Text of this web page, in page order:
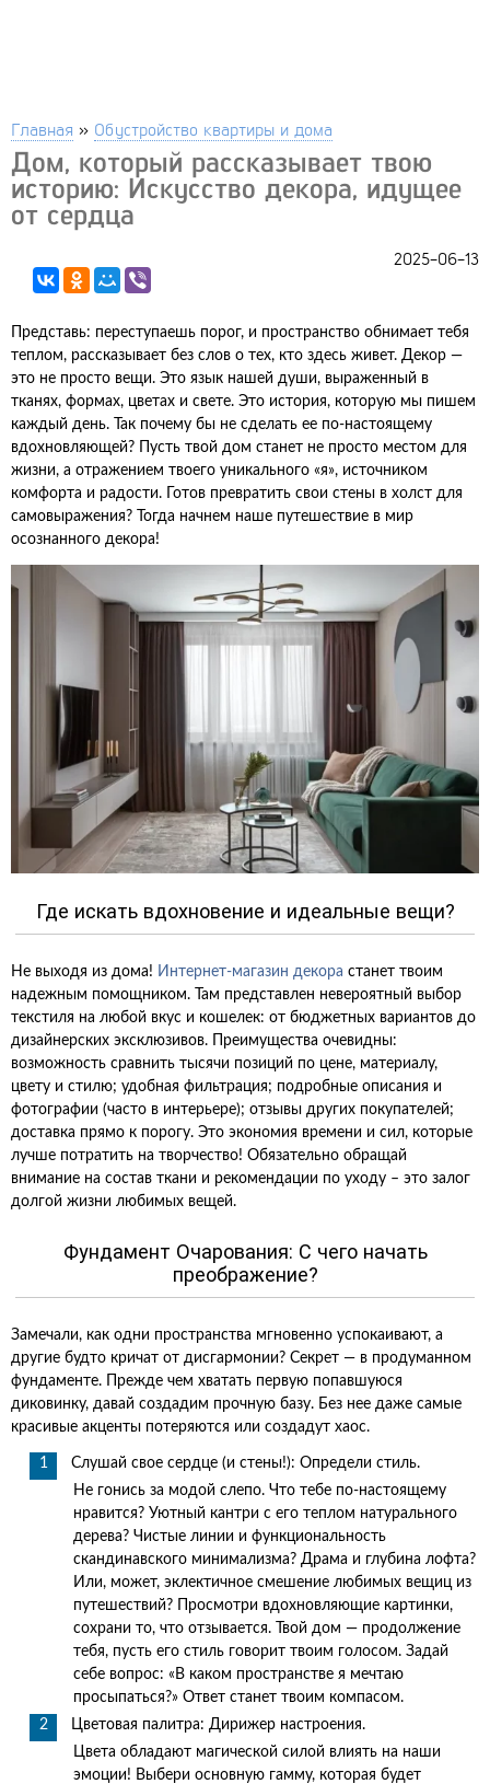
Главная » Обустройство квартиры и дома
Дом, который рассказывает твою
историю: Искусство декора, идущее
от сердца
2025-06-13
Представь: переступаешь порог, и пространство обнимает тебя
теплом, рассказывает без слов о тех, кто здесь живет. Декор —
это не просто вещи. Это язык нашей души, выраженный в
тканях, формах, цветах и свете. Это история, которую мы пишем
каждый день. Так почему бы не сделать ее по-настоящему
вдохновляющей? Пусть твой дом станет не просто местом для
жизни, а отражением твоего уникального «я», источником
комфорта и радости. Готов превратить свои стены в холст для
самовыражения? Тогда начнем наше путешествие в мир
осознанного декора!
Где искать вдохновение и идеальные вещи?
Не выходя из дома! Интернет-магазин декора станет твоим
надежным помощником. Там представлен невероятный выбор
текстиля на любой вкус и кошелек: от бюджетных вариантов до
дизайнерских эксклюзивов. Преимущества очевидны:
возможность сравнить тысячи позиций по цене, материалу,
цвету и стилю; удобная фильтрация; подробные описания и
фотографии (часто в интерьере); отзывы других покупателей;
доставка прямо к порогу. Это экономия времени и сил, которые
лучше потратить на творчество! Обязательно обращай
внимание на состав ткани и рекомендации по уходу – это залог
долгой жизни любимых вещей.
Фундамент Очарования: С чего начать
преображение?
Замечали, как одни пространства мгновенно успокаивают, а
другие будто кричат от дисгармонии? Секрет — в продуманном
фундаменте. Прежде чем хватать первую попавшуюся
диковинку, давай создадим прочную базу. Без нее даже самые
красивые акценты потеряются или создадут хаос.
Слушай свое сердце (и стены!): Определи стиль.
Не гонись за модой слепо. Что тебе по-настоящему
нравится? Уютный кантри с его теплом натурального
дерева? Чистые линии и функциональность
скандинавского минимализма? Драма и глубина лофта?
Или, может, эклектичное смешение любимых вещиц из
путешествий? Просмотри вдохновляющие картинки,
сохрани то, что отзывается. Твой дом — продолжение
тебя, пусть его стиль говорит твоим голосом. Задай
себе вопрос: «В каком пространстве я мечтаю
просыпаться?» Ответ станет твоим компасом.
Цветовая палитра: Дирижер настроения.
Цвета обладают магической силой влиять на наши
эмоции! Выбери основную гамму, которая будет